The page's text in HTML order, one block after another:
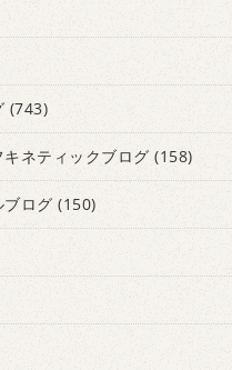
(743)
ネティックブログ (158)
ログ (150)